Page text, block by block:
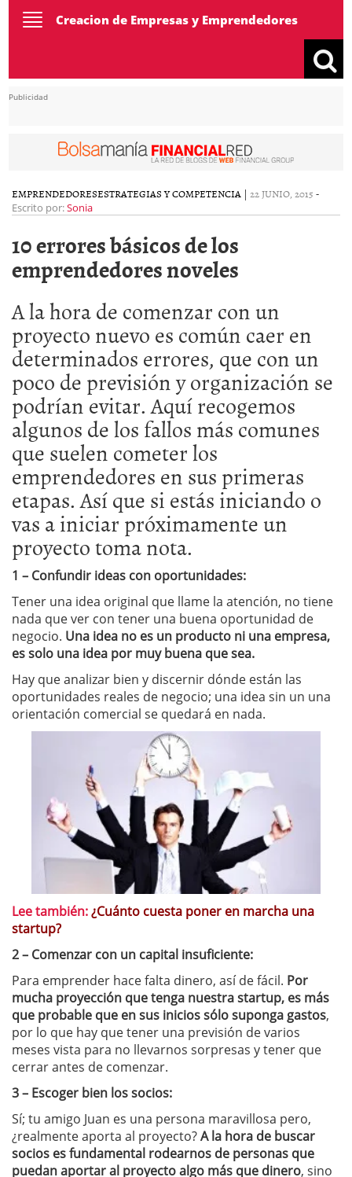
ToggleCreacion de Empresas y Emprendedores
Publicidad
EMPRENDEDORESESTRATEGIAS Y COMPETENCIA | 22 JUNIO, 2015 -
Escrito por:Sonia
10 errores básicos de los
emprendedores noveles
A la hora de comenzar con un
proyecto nuevo es común caer en
determinados errores, que con un
poco de previsión y organización se
podrían evitar. Aquí recogemos
algunos de los fallos más comunes
que suelen cometer los
emprendedores en sus primeras
etapas. Así que si estás iniciando o
vas a iniciar próximamente un
proyecto toma nota.
1 – Confundir ideas con oportunidades:
Tener una idea original que llame la atención, no tiene
nada que ver con tener una buena oportunidad de
negocio. Una idea no es un producto ni una empresa,
es solo una idea por muy buena que sea.
Hay que analizar bien y discernir dónde están las
oportunidades reales de negocio; una idea sin un una
orientación comercial se quedará en nada.
Lee también:¿Cuánto cuesta poner en marcha una
startup?
2 – Comenzar con un capital insuficiente:
Para emprender hace falta dinero, así de fácil. Por
mucha proyección que tenga nuestra startup, es más
que probable que en sus inicios sólo suponga gastos,
por lo que hay que tener una previsión de varios
meses vista para no llevarnos sorpresas y tener que
cerrar antes de comenzar.
3 – Escoger bien los socios:
Sí; tu amigo Juan es una persona maravillosa pero,
¿realmente aporta al proyecto?A la hora de buscar
socios es fundamental rodearnos de personas que
puedan aportar al proyecto algo más que dinero, sino